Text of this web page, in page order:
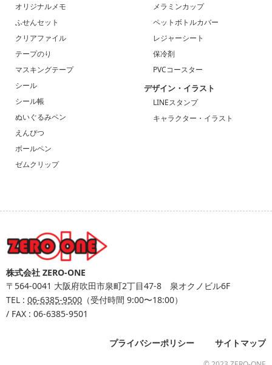
オリジナルメモ
ふせんセット
クリアファイル
テープのり
マスキングテープ
シール
シール帳
ぬいぐるみペン
えんぴつ
ボールペン
ゼムクリップ
メラミンカップ
ペットボトルカバー
レジャーシート
保冷剤
PVCコースター
デザイン・イラスト
LINEスタンプ
キャラクター・イラスト
株式会社 ZERO-ONE
〒564-0041 大阪府吹田市泉町2丁目47-8 泉オクノビル6F
TEL : 06-6385-9500 （受付時間 9:00〜18:00）
/ FAX : 06-6385-9501
プライバシーポリシー サイトマップ